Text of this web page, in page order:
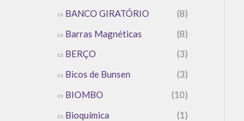
BANCO GIRATÓRIO
(8)
Barras Magnéticas
(8)
BERÇO
(3)
Bicos de Bunsen
(3)
BIOMBO
(10)
Bioquímica
(1)